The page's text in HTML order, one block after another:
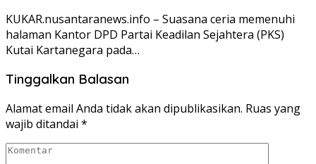
KUKAR.nusantaranews.info – Suasana ceria memenuhi
halaman Kantor DPD Partai Keadilan Sejahtera (PKS)
Kutai Kartanegara pada…
Tinggalkan Balasan
Alamat email Anda tidak akan dipublikasikan. Ruas yang
wajib ditandai *